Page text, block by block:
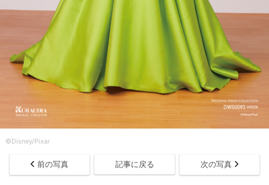
©Disney/Pixar
前の写真 記事に戻る 次の写真